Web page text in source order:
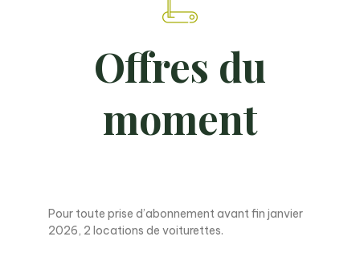
Offres du
moment
Pour toute prise d’abonnement avant fin janvier
2026, 2 locations de voiturettes.